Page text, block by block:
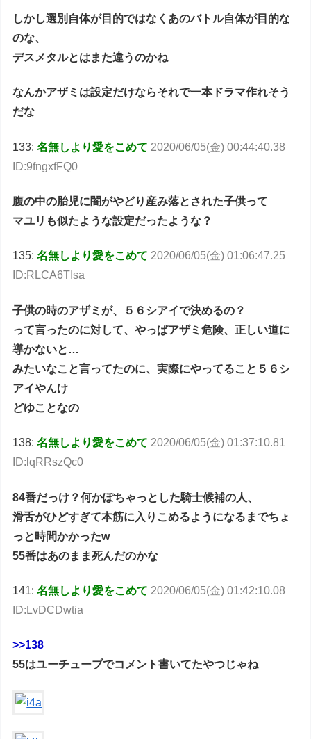
しかし選別自体が目的ではなくあのバトル自体が目的な
のな、
デスメタルとはまた違うのかね
なんかアザミは設定だけならそれで一本ドラマ作れそう
だな
133:名無しより愛をこめて 2020/06/05(金) 00:44:40.38
ID:9fngxfFQ0
腹の中の胎児に闇がやどり産み落とされた子供って
マユリも似たような設定だったような？
135:名無しより愛をこめて 2020/06/05(金) 01:06:47.25
ID:RLCA6TIsa
子供の時のアザミが、５６シアイで決めるの？
って言ったのに対して、やっぱアザミ危険、正しい道に
導かないと…
みたいなこと言ってたのに、実際にやってること５６シ
アイやんけ
どゆことなの
138:名無しより愛をこめて 2020/06/05(金) 01:37:10.81
ID:lqRRszQc0
84番だっけ？何かぽちゃっとした騎士候補の人、
滑舌がひどすぎて本筋に入りこめるようになるまでちょ
っと時間かかったw
55番はあのまま死んだのかな
141:名無しより愛をこめて 2020/06/05(金) 01:42:10.08
ID:LvDCDwtia
>>138
55はユーチューブでコメント書いてたやつじゃね